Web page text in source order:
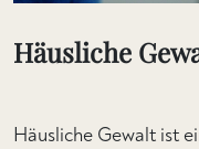
Häusliche
Häusliche Gewalt ist